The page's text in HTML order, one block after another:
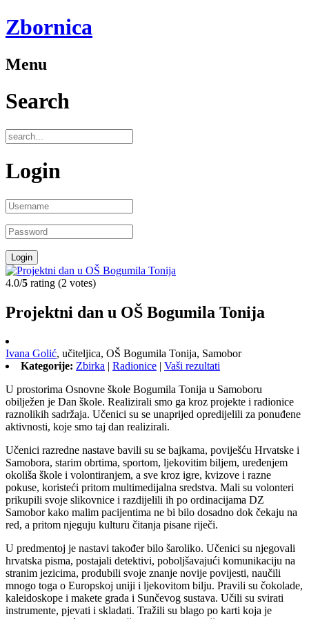
Zbornica
Menu
Search
Login
4.0/5 rating (2 votes)
Projektni dan u OŠ Bogumila Tonija
Ivana Golić, učiteljica, OŠ Bogumila Tonija, Samobor
Kategorije: Zbirka | Radionice | Vaši rezultati
U prostorima Osnovne škole Bogumila Tonija u Samoboru
obilježen je Dan škole. Realizirali smo ga kroz projekte i radionice
raznolikih sadržaja. Učenici su se unaprijed opredijelili za ponuđene
aktivnosti, koje smo taj dan realizirali.
Učenici razredne nastave bavili su se bajkama, poviješću Hrvatske i
Samobora, starim obrtima, sportom, ljekovitim biljem, uređenjem
okoliša škole i volontiranjem, a sve kroz igre, kvizove i razne
pokuse, koristeći pritom multimedijalna sredstva. Mali su volonteri
prikupili svoje slikovnice i razdijelili ih po ordinacijama DZ
Samobor kako malim pacijentima ne bi bilo dosadno dok čekaju na
red, a pritom njeguju kulturu čitanja pisane riječi.
U predmentoj je nastavi također bilo šaroliko. Učenici su njegovali
hrvatska pisma, postajali detektivi, poboljšavajući komunikaciju na
stranim jezicima, produbili svoje znanje novije povijesti, naučili
mnogo toga o Europskoj uniji i ljekovitom bilju. Pravili su čokolade,
kaleidoskope i makete grada i Sunčevog sustava. Učili su svirati
instrumente, pjevati i skladati. Tražili su blago po karti koja je